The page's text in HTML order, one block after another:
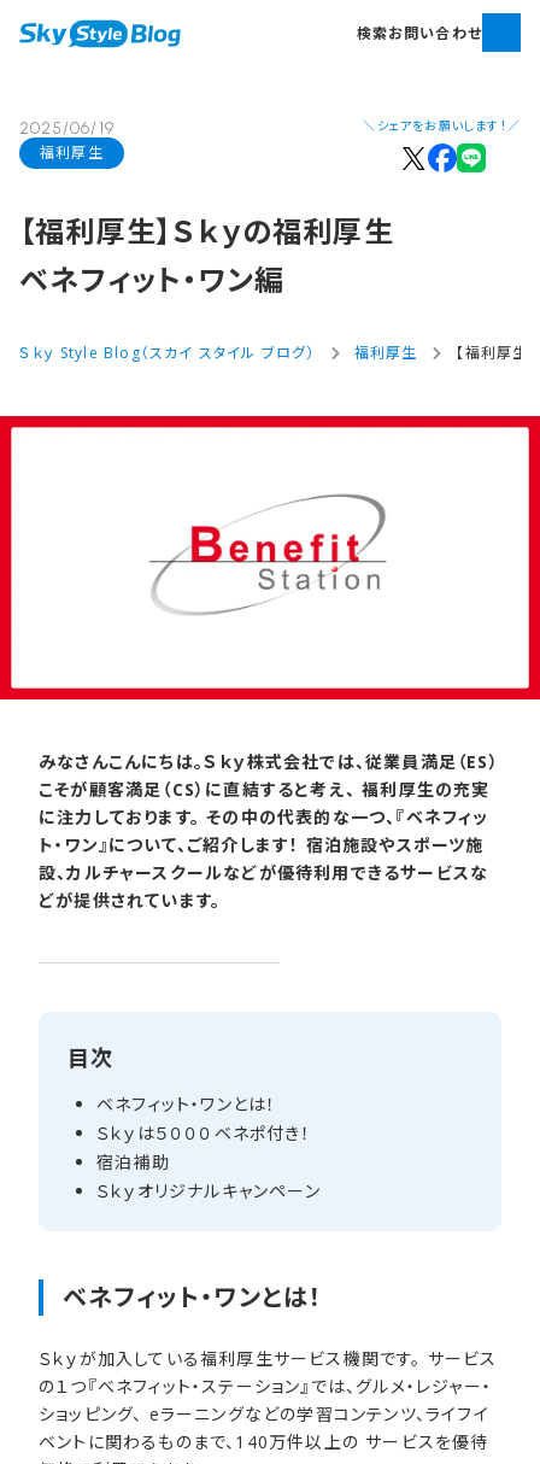
検索お問い合わせ
福利厚生
2025/06/19 ＼シェアをお願いします！／
【福利厚生】Ｓｋｙの​福利厚生
ベネフィット・ワン編
Ｓｋｙ Style Blog（スカイ スタイル ブログ） 福利厚生 【福利厚生
みなさんこんにちは。Ｓｋｙ株式会社では、従業員満足（ES）
こそが顧客満足（CS）に直結すると考え、 福利厚生の充実
に注力しております。 その中の代表的な一つ、『ベネフィッ
ト・ワン』について、ご紹介します！ 宿泊施設やスポーツ施
設、カルチャースクールなどが優待利用できるサービスな
どが提供されています。
目次
ベネフィット・ワンとは！
Ｓｋｙは​５０００ベネポ付き！
宿泊補助
Ｓｋｙオリジナルキャンペーン
ベネフィット・ワンとは！
Ｓｋｙが加入している福利厚生サービス機関です。 サービス
の１つ『ベネフィット・ステーション』では、グルメ・レジャー・
ショッピング、 eラーニングなどの学習コンテンツ、ライフイ
ベントに関わるものまで、140万件以上の サービスを優待